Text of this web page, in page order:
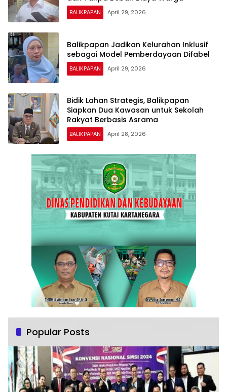
BALIKPAPAN April 29, 2026
Balikpapan Jadikan Kelurahan Inklusif
sebagai Model Pemberdayaan Difabel
BALIKPAPAN April 29, 2026
Bidik Lahan Strategis, Balikpapan
Siapkan Dua Kawasan untuk Sekolah
Rakyat Berbasis Asrama
BALIKPAPAN April 28, 2026
Popular Posts